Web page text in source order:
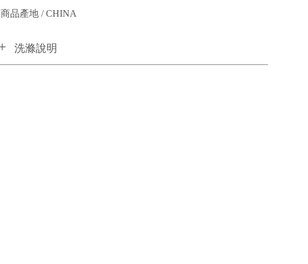
商品產地 / CHINA
洗滌說明